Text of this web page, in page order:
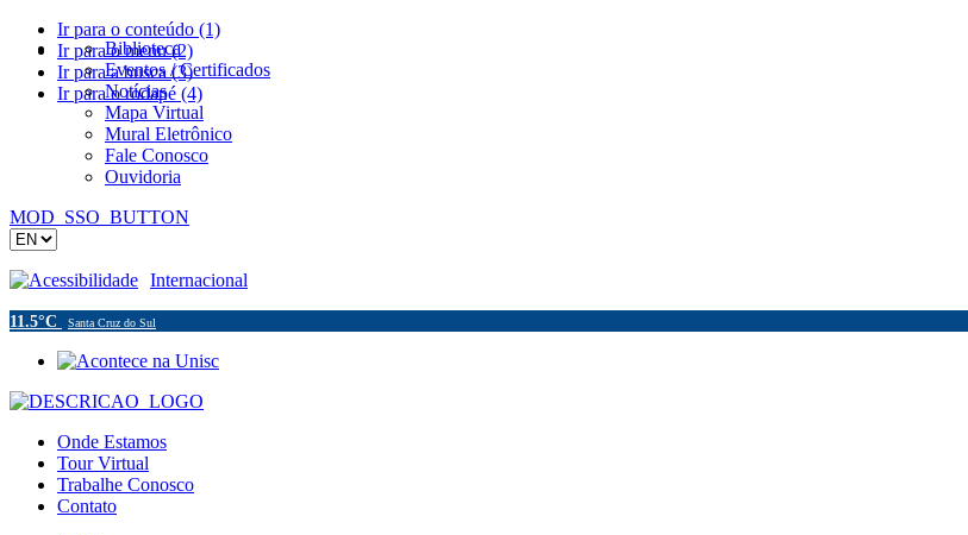
Ir para o conteúdo (1)
Ir para o menu (2)
Ir para a busca (3)
Ir para o rodapé (4)
Biblioteca
Eventos / Certificados
Notícias
Mapa Virtual
Mural Eletrônico
Fale Conosco
Ouvidoria
MOD_SSO_BUTTON
Acessibilidade Internacional
11.5°C Santa Cruz do Sul
Onde Estamos
Tour Virtual
Trabalhe Conosco
Contato